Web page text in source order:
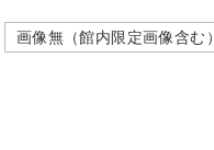
画像無（館内限定画像含む）